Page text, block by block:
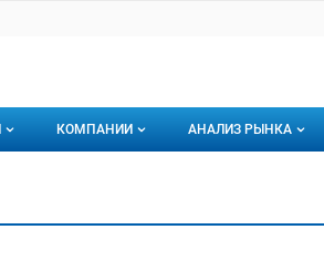
КОМПАНИИ
О каталоге компаний
АНАЛИЗ РЫНКА
Подписаться на